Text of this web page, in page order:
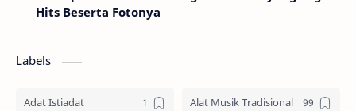
Hits Beserta Fotonya
Labels
Adat Istiadat Alat Musik Tradisional